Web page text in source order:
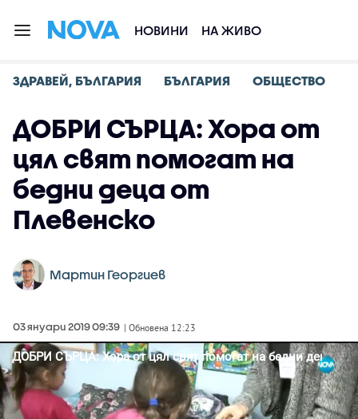
НОВИНИ НА ЖИВО
ЗДРАВЕЙ, БЪЛГАРИЯ БЪЛГАРИЯ ОБЩЕСТВО
ДОБРИ СЪРЦА: Хора от
цял свят помогат на
бедни деца от
Плевенско
Мартин Георгиев
03 януари 2019 09:39 | Обновена 12:23